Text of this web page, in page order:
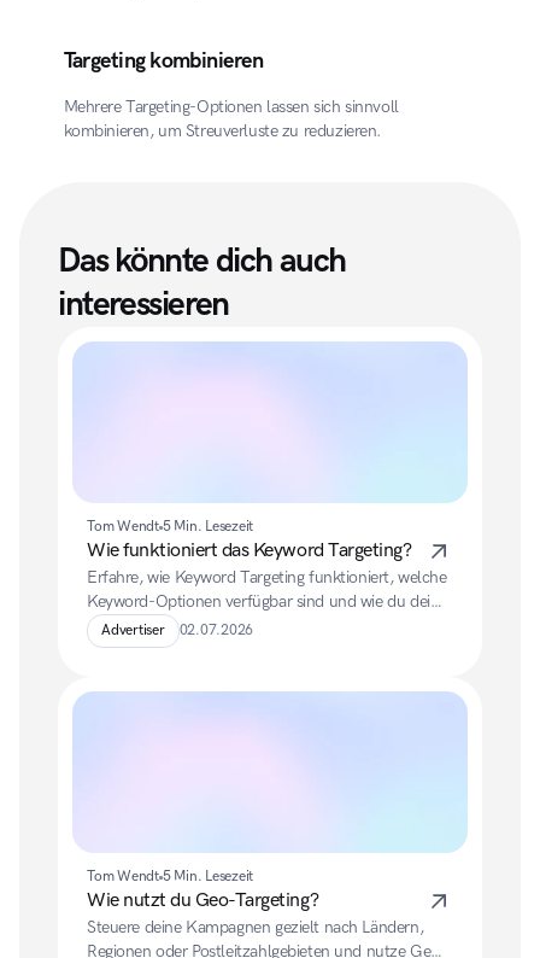
Targeting kombinieren
Mehrere Targeting-Optionen lassen sich sinnvoll
kombinieren, um Streuverluste zu reduzieren.
Das könnte dich auch
interessieren
Tom Wendt 5 Min. Lesezeit
Wie funktioniert das Keyword Targeting?
Erfahre, wie Keyword Targeting funktioniert, welche
Keyword-Optionen verfügbar sind und wie du deine
Anzeigen gezielt für relevante Suchanfragen und
Inhalte aussteuerst.
Advertiser 02.07.2026
Tom Wendt 5 Min. Lesezeit
Wie nutzt du Geo-Targeting?
Steuere deine Kampagnen gezielt nach Ländern,
Regionen oder Postleitzahlgebieten und nutze Geo-